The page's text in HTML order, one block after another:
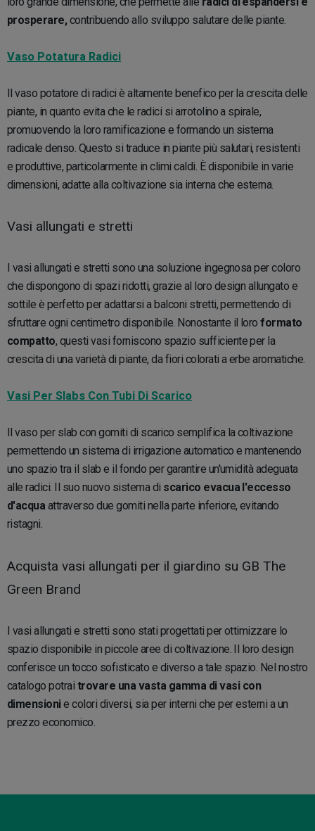
prosperare,contribuendo allo sviluppo salutare delle piante.
Vaso Potatura Radici
Il vaso potatore di radici è altamente benefico per la crescita delle
piante, in quanto evita che le radici si arrotolino a spirale,
promuovendo la loro ramificazione e formando un sistema
radicale denso. Questo si traduce in piante più salutari, resistenti
e produttive, particolarmente in climi caldi. È disponibile in varie
dimensioni, adatte alla coltivazione sia interna che esterna.
Vasi allungati e stretti
I vasi allungati e stretti sono una soluzione ingegnosa per coloro
che dispongono di spazi ridotti, grazie al loro design allungato e
sottile è perfetto per adattarsi a balconi stretti, permettendo di
sfruttare ogni centimetro disponibile. Nonostante il loroformato
compatto, questi vasi forniscono spazio sufficiente per la
crescita di una varietà di piante, da fiori colorati a erbe aromatiche.
Vasi Per Slabs Con Tubi Di Scarico
Il vaso per slab con gomiti di scarico semplifica la coltivazione
permettendo un sistema di irrigazione automatico e mantenendo
uno spazio tra il slab e il fondo per garantire un'umidità adeguata
alle radici. Il suo nuovo sistema di scarico evacua l'eccesso
d'acqua attraverso due gomiti nella parte inferiore, evitando
ristagni.
Acquista vasi allungati per il giardino su GB The
Green Brand
I vasi allungati e stretti sono stati progettati per ottimizzare lo
spazio disponibile in piccole aree di coltivazione. Il loro design
conferisce un tocco sofisticato e diverso a tale spazio. Nel nostro
catalogo potrai trovare una vasta gamma di vasi con
dimensionie colori diversi, sia per interni che per esterni a un
prezzo economico.